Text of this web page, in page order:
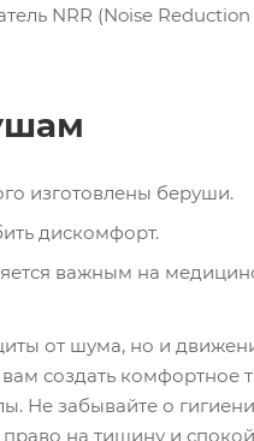
NRR (Noise
изготовлены беруши.
дискомфорт.
важным на
от шума, но и
создать комфортное
Не забывайте о
на тишину и